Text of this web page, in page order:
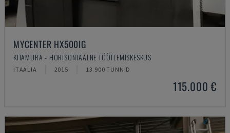
MYCENTER HX500IG
KITAMURA - HORISONTAALNE TÖÖTLEMISKESKUS
ITAALIA 2015 13.900 TUNNID
115.000 €